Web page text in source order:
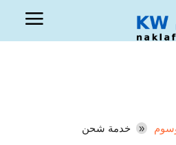
خدمة شحن